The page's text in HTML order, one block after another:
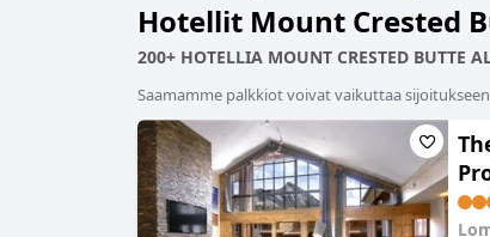
Hotellit Mount Crested
200+ HOTELLIA MOUNT CRESTED BUTTE
Saamamme palkkiot voivat vaikuttaa